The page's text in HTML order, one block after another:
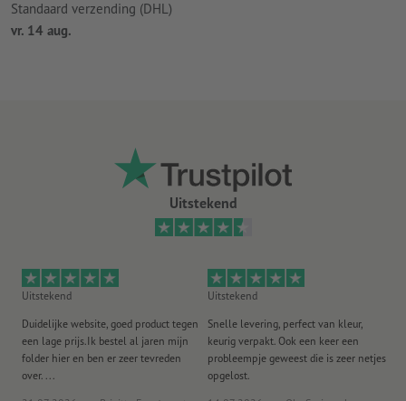
Standaard verzending (DHL)
vr. 14 aug.
Uitstekend
Uitstekend
Duidelijke website, goed product tegen
een lage prijs.Ik bestel al jaren mijn
folder hier en ben er zeer tevreden
over. ...
Uitstekend
Snelle levering, perfect van kleur,
keurig verpakt. Ook een keer een
probleempje geweest die is zeer netjes
opgelost.